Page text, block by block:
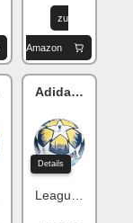
zu
Amazon
2022) League
Adidas
Details
League J350